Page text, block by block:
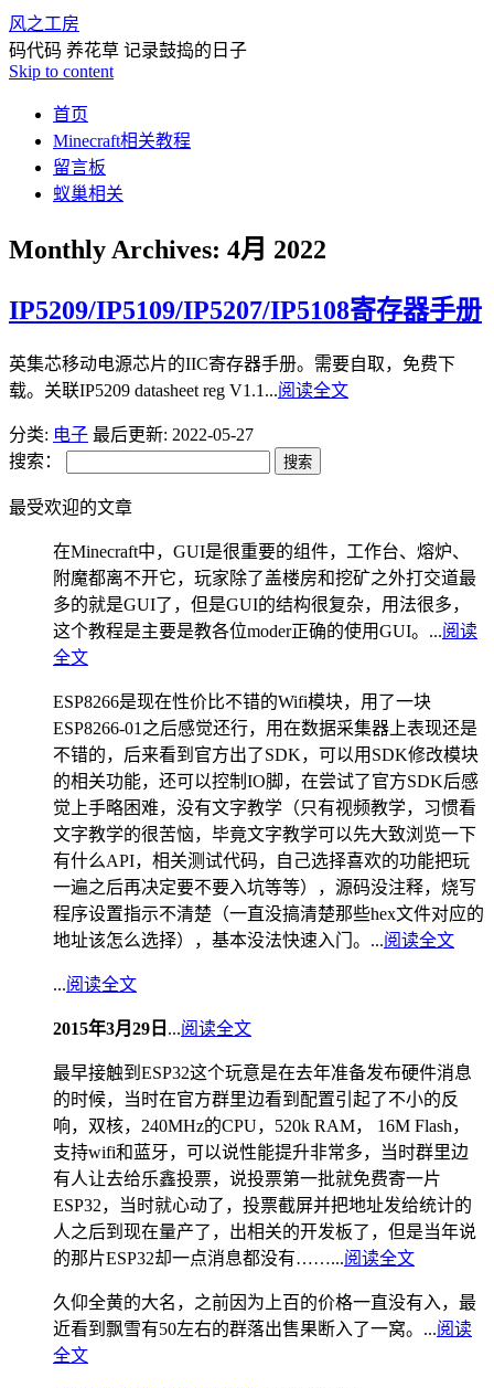
风之工房
码代码 养花草 记录鼓捣的日子
Skip to content
首页
Minecraft相关教程
留言板
蚁巢相关
Monthly Archives: 4月 2022
IP5209/IP5109/IP5207/IP5108寄存器手册
英集芯移动电源芯片的IIC寄存器手册。需要自取，免费下
载。关联IP5209 datasheet reg V1.1...阅读全文
分类: 电子 最后更新: 2022-05-27
搜索：
最受欢迎的文章
在Minecraft中，GUI是很重要的组件，工作台、熔炉、
附魔都离不开它，玩家除了盖楼房和挖矿之外打交道最
多的就是GUI了，但是GUI的结构很复杂，用法很多，
这个教程是主要是教各位moder正确的使用GUI。...阅读
全文
ESP8266是现在性价比不错的Wifi模块，用了一块
ESP8266-01之后感觉还行，用在数据采集器上表现还是
不错的，后来看到官方出了SDK，可以用SDK修改模块
的相关功能，还可以控制IO脚，在尝试了官方SDK后感
觉上手略困难，没有文字教学（只有视频教学，习惯看
文字教学的很苦恼，毕竟文字教学可以先大致浏览一下
有什么API，相关测试代码，自己选择喜欢的功能把玩
一遍之后再决定要不要入坑等等），源码没注释，烧写
程序设置指示不清楚（一直没搞清楚那些hex文件对应的
地址该怎么选择），基本没法快速入门。...阅读全文
...阅读全文
2015年3月29日 ...阅读全文
最早接触到ESP32这个玩意是在去年准备发布硬件消息
的时候，当时在官方群里边看到配置引起了不小的反
响，双核，240MHz的CPU，520k RAM， 16M Flash，
支持wifi和蓝牙，可以说性能提升非常多，当时群里边
有人让去给乐鑫投票，说投票第一批就免费寄一片
ESP32，当时就心动了，投票截屏并把地址发给统计的
人之后到现在量产了，出相关的开发板了，但是当年说
的那片ESP32却一点消息都没有……...阅读全文
久仰全黄的大名，之前因为上百的价格一直没有入，最
近看到飘雪有50左右的群落出售果断入了一窝。...阅读
全文